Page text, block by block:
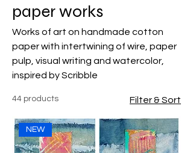
paper works
Works of art on handmade cotton
paper with intertwining of wire, paper
pulp, visual writing and watercolor,
inspired by Scribble
44 products Filter & Sort
NEW